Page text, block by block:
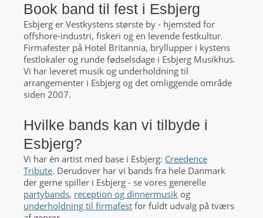
Book band til fest i Esbjerg
Esbjerg er Vestkystens største by - hjemsted for
offshore-industri, fiskeri og en levende festkultur.
Firmafester på Hotel Britannia, bryllupper i kystens
festlokaler og runde fødselsdage i Esbjerg Musikhus.
Vi har leveret musik og underholdning til
arrangementer i Esbjerg og det omliggende område
siden 2007.
Hvilke bands kan vi tilbyde i
Esbjerg?
Vi har én artist med base i Esbjerg: Creedence
Tribute. Derudover har vi bands fra hele Danmark
der gerne spiller i Esbjerg - se vores generelle
partybands, reception og dinnermusik og
underholdning til firmafest for fuldt udvalg på tværs